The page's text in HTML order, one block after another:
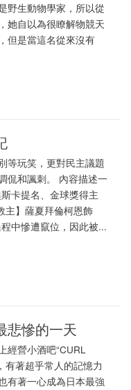
野生動物學家，所以從
她自以為很瞭解物競天
但是當這名從來沒有
等玩笑，更對民主議題
侃和諷刺。 內容描述一
卡提名、金球獎得主
主】薩夏拜倫柯恩飾
中慘遭竄位，因此被...
悲慘的一天
經營小酒吧“CURL
有著超乎常人的記憶力
有著一心成為日本最強